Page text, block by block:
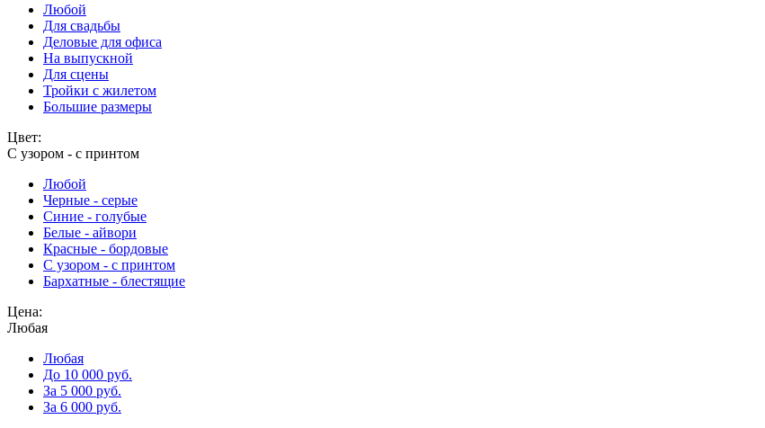
Любой
Для свадьбы
Деловые для офиса
На выпускной
Для сцены
Тройки с жилетом
Большие размеры
Цвет:
С узором - с принтом
Любой
Черные - серые
Синие - голубые
Белые - айвори
Красные - бордовые
С узором - с принтом
Бархатные - блестящие
Цена:
Любая
Любая
До 10 000 руб.
За 5 000 руб.
За 6 000 руб.